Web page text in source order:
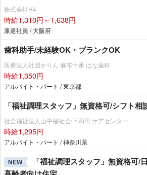
株式会社H4
時給1,310円～1,638円
派遣社員 / 大阪府
歯科助手/未経験OK・ブランクOK
医療法人社団かりん 麻布十番 はな歯科
時給1,350円
アルバイト・パート / 東京都
「福祉調理スタッフ」無資格可/シフト相
社会福祉法人山中福祉会/下和田 ケアセンター
時給1,295円
アルバイト・パート / 神奈川県
NEW
「福祉調理スタッフ」無資格可/